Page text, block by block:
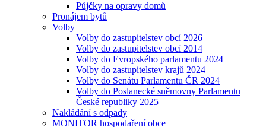
Půjčky na opravy domů
Pronájem bytů
Volby
Volby do zastupitelstev obcí 2026
Volby do zastupitelstev obcí 2014
Volby do Evropského parlamentu 2024
Volby do zastupitelstev krajů 2024
Volby do Senátu Parlamentu ČR 2024
Volby do Poslanecké sněmovny Parlamentu
České republiky 2025
Nakládání s odpady
MONITOR hospodaření obce